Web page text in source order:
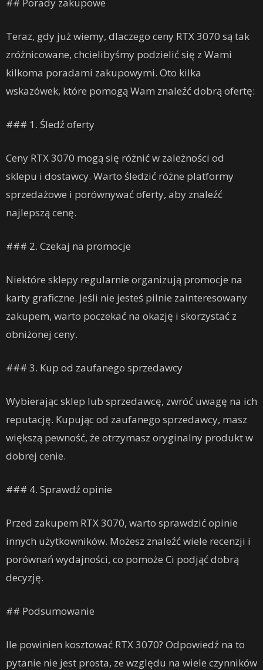
Teraz, gdy już wiemy, dlaczego ceny RTX 3070 są tak
zróżnicowane, chcielibyśmy podzielić się z Wami
kilkoma poradami zakupowymi. Oto kilka
wskazówek, które pomogą Wam znaleźć dobrą ofertę:
### 1. Śledź oferty
Ceny RTX 3070 mogą się różnić w zależności od
sklepu i dostawcy. Warto śledzić różne platformy
sprzedażowe i porównywać oferty, aby znaleźć
najlepszą cenę.
### 2. Czekaj na promocje
Niektóre sklepy regularnie organizują promocje na
karty graficzne. Jeśli nie jesteś pilnie zainteresowany
zakupem, warto poczekać na okazję i skorzystać z
obniżonej ceny.
### 3. Kup od zaufanego sprzedawcy
Wybierając sklep lub sprzedawcę, zwróć uwagę na ich
reputację. Kupując od zaufanego sprzedawcy, masz
większą pewność, że otrzymasz oryginalny produkt w
dobrej cenie.
### 4. Sprawdź opinie
Przed zakupem RTX 3070, warto sprawdzić opinie
innych użytkowników. Możesz znaleźć wiele recenzji i
porównań wydajności, co pomoże Ci podjąć dobrą
decyzję.
## Podsumowanie
Ile powinien kosztować RTX 3070? Odpowiedź na to
pytanie nie jest prosta, ze względu na wiele czynników